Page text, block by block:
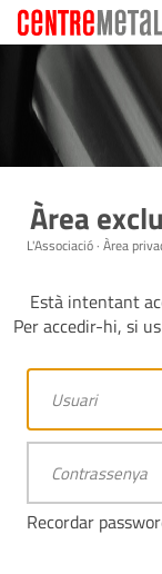
Àrea
L'Associació · Àrea
Està intentant
Per accedir-hi, si
Recordar